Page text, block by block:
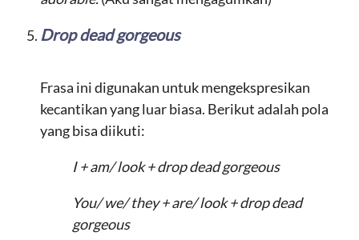
Drop dead gorgeous
Frasa ini digunakan untuk mengekspresikan
kecantikan yang luar biasa. Berikut adalah pola
yang bisa diikuti:
I + am/ look + drop dead gorgeous
You/ we/ they + are/ look + drop dead
gorgeous